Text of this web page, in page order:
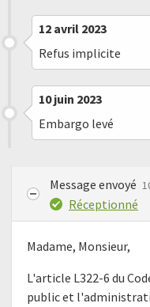
12 avril 2023
Refus implicite
10 juin 2023
Embargo levé
Message envoyé
Réceptionné
Madame, Monsieur,
L'article L322-6 du
public et